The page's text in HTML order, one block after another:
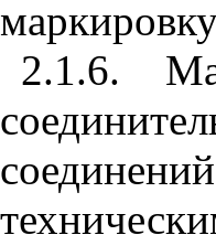
2.1.6.